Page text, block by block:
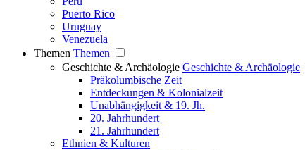
Puerto Rico
Uruguay
Venezuela
Themen Themen
Geschichte & Archäologie Geschichte & Archäologie
Präkolumbische Zeit
Entdeckungen & Kolonialzeit
Unabhängigkeit & 19. Jh.
20. Jahrhundert
21. Jahrhundert
Ethnien & Kulturen